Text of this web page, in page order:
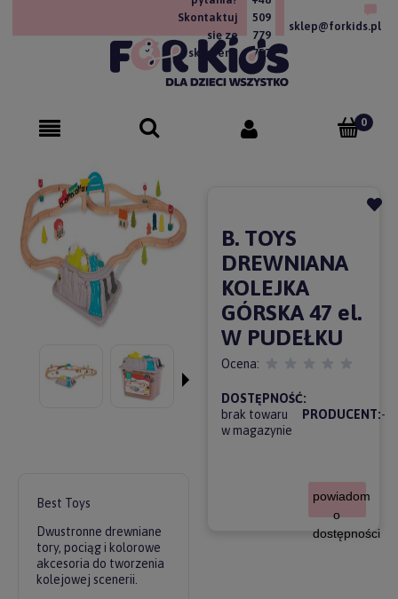
Skontaktuj
się ze
sklepem!
509
779
757
sklep@forkids.pl
Best Toys
Dwustronne drewniane
tory, pociąg i kolorowe
akcesoria do tworzenia
kolejowej scenerii.
B. TOYS
DREWNIANA
KOLEJKA
GÓRSKA 47 el.
W PUDEŁKU
Ocena:
DOSTĘPNOŚĆ:
brak towaru
w magazynie
PRODUCENT:-
powiadom
o
dostępności